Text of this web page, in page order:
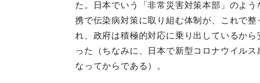
た。日本でいう「非常災害対策本部」のよ
携で伝染病対策に取り組む体制が、これで
れ、政府は積極的対応に乗り出しているか
った（ちなみに、日本で新型コロナウイル
なってからである）。